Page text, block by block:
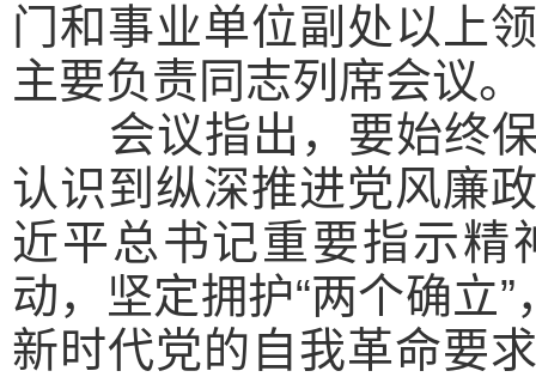
门和事业单位副处以上
主要负责同志列席会议。
会议指出， 要始终
认识到纵深推进党风廉
近平总书记重要指示精
动，坚定拥护“两个确立
新时代党的自我革命要